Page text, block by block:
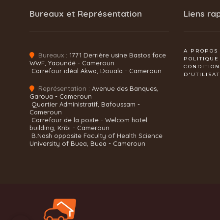
Bureaux et Représentation
Bureaux : 1771 Derrière usine Bastos face
WWF, Yaoundé - Cameroun
Carrefour idéal Akwa, Douala - Cameroun
Représentation : Avenue des Banques,
Garoua - Cameroun
Quartier Administratif, Bafoussam -
Cameroun
Carrefour de la poste - Welcom hotel
building, Kribi - Cameroun
B.Nash opposite Faculty of Health Science
University of Buea, Buea - Cameroun
Liens
A PROPOS